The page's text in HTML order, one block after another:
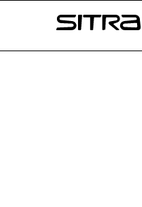
sisältöön
Sitra